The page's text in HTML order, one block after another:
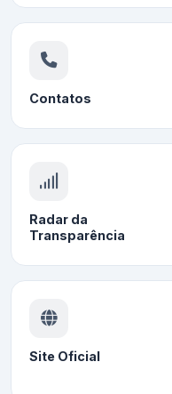
Contatos
Radar da
Transparência
Site Oficial